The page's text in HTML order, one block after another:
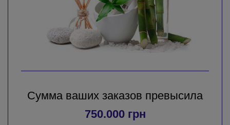
Сумма ваших заказов превысила
750.000 грн